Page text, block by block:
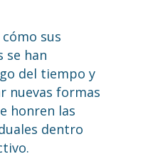
sus
se han
del tiempo y
nuevas formas
honren las
dentro